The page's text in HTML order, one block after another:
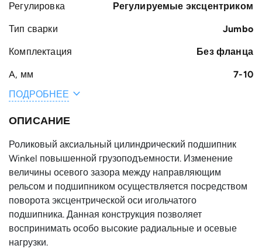
Регулировка Регулируемые эксцентриком
Тип сварки Jumbo
Комплектация Без фланца
A, мм 7-10
Общая ширина
Ширина S, мм
B, мм
Наружный
диаметр
подшипника D,
мм
ПОДРОБНЕЕ
ОПИСАНИЕ
Роликовый аксиальный цилиндрический подшипник
Winkel повышенной грузоподъемности. Изменение
величины осевого зазора между направляющим
рельсом и подшипником осуществляется посредством
поворота эксцентрической оси игольчатого
подшипника. Данная конструкция позволяет
воспринимать особо высокие радиальные и осевые
нагрузки.